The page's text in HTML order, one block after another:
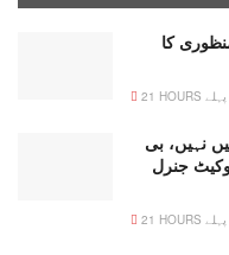
کا
21 HOURS پہلے
نہیں، بی
جنرل
21 HOURS پہلے